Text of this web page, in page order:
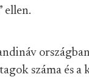
ellen.
száma és